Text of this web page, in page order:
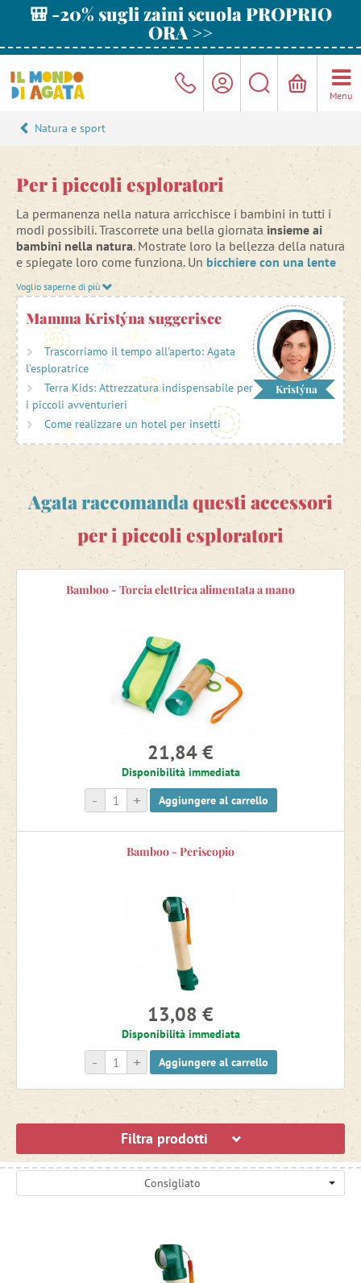
🎒 -20% sugli zaini scuola PROPRIO
ORA >>
Menu
Natura e sport
Per i piccoli esploratori
La permanenza nella natura arricchisce i bambini in tutti i
modi possibili. Trascorrete una bella giornata insieme ai
bambini nella natura. Mostrate loro la bellezza della natura
e spiegate loro come funziona. Un bicchiere con una lente
sarà un ottimo strumento per osservare
insetti, ragni, foglie e altri tesori naturali.
Durante la passeggiata, notate le trasformazioni della
naturanel ciclo delle stagioni
. Osservate il risveglio degli
alberi. In inverno sono spogli, in primavera sui rami
sbocciano i germogli, in estate fioriscono e in autunno ci
offrono un ricco raccolto.
Nel Mondo di Agata troverete molte idee per esplorare la
magia della natura con i vostri bambini!
Voglio saperne di più
Mamma Kristýna suggerisce
Trascorriamo il tempo all'aperto: Agata
l'esploratrice
Terra Kids: Attrezzatura indispensabile per
i piccoli avventurieri
Come realizzare un hotel per insetti
Kristýna
Agata raccomandaquesti accessori
per i piccoli esploratori
Bamboo - Torcia elettrica alimentata a mano
21,84 €
Disponibilità immediata
+
- Aggiungere al carrello
Bamboo - Periscopio
13,08 €
Disponibilità immediata
+
- Aggiungere al carrello
Filtra prodotti
Consigliato